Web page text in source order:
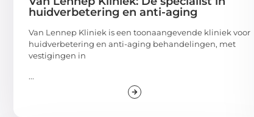
huidverbetering en anti-aging
Van Lennep Kliniek is een toonaangevende kliniek voor
huidverbetering en anti-aging behandelingen, met
vestigingen in
...